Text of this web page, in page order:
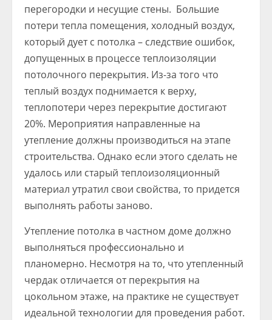
перегородки и несущие стены. Большие
потери тепла помещения, холодный воздух,
который дует с потолка – следствие ошибок,
допущенных в процессе теплоизоляции
потолочного перекрытия. Из-за того что
теплый воздух поднимается к верху,
теплопотери через перекрытие достигают
20%. Мероприятия направленные на
утепление должны производиться на этапе
строительства. Однако если этого сделать не
удалось или старый теплоизоляционный
материал утратил свои свойства, то придется
выполнять работы заново.
Утепление потолка в частном доме должно
выполняться профессионально и
планомерно. Несмотря на то, что утепленный
чердак отличается от перекрытия на
цокольном этаже, на практике не существует
идеальной технологии для проведения работ.